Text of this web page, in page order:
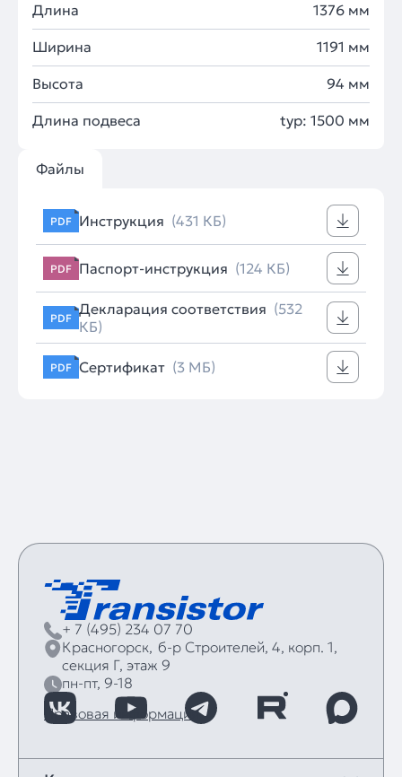
Длина 1376 мм
Ширина 1191 мм
Высота 94 мм
Длина подвеса typ: 1500 мм
Файлы
PDF Инструкция (431 КБ)
PDF Паспорт-инструкция (124 КБ)
PDF Декларация соответствия (532
КБ)
PDF Сертификат (3 МБ)
+ 7 (495) 234 07 70
Красногорск, б‑р Строителей, 4, корп. 1,
секция Г, этаж 9
пн-пт, 9-18
Правовая информация